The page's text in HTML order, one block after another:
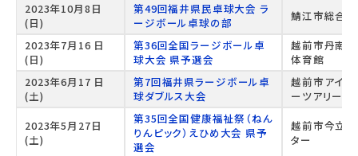
2023年10月8日
(日)
第49回福井県民卓球大会 ラ
ージボール卓球の部
鯖江市総合
2023年7月16 日
(日)
第36回全国ラージボール卓
球大会 県予選会
越前市丹南
体育館
2023年6月17 日
(土)
第7回福井県ラージボール卓
球ダブルス大会
越前市アイシ
ーツアリーナ
2023年5月27日
(土)
第35回全国健康福祉祭（ねん
りんピック）えひめ大会 県予
選会
越前市今立
ター